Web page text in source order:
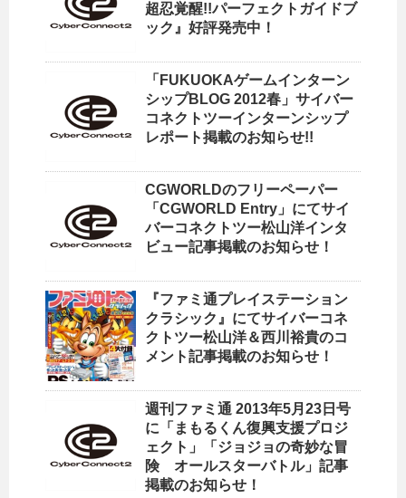
超忍覚醒!!パーフェクトガイドブ
ック』好評発売中！
「FUKUOKAゲームインターン
シップBLOG 2012春」サイバー
コネクトツーインターンシップ
レポート掲載のお知らせ!!
CGWORLDのフリーペーパー
「CGWORLD Entry」にてサイ
バーコネクトツー松山洋インタ
ビュー記事掲載のお知らせ！
『ファミ通プレイステーション
クラシック』にてサイバーコネ
クトツー松山洋＆西川裕貴のコ
メント記事掲載のお知らせ！
週刊ファミ通 2013年5月23日号
に「まもるくん復興支援プロジ
ェクト」「ジョジョの奇妙な冒
険 オールスターバトル」記事
掲載のお知らせ！